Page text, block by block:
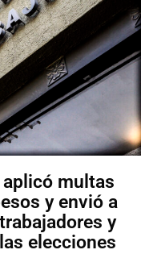
multas
y envió a
y
elecciones